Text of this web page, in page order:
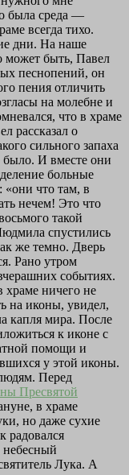
была среда —
всегда тихо.
дни. На наше
может быть, Павел
песнопений, он
пения отличить
на молебне и
что в храме
рассказал о
сильного запаха
было. И вместе они
больные
«они что там, в
нечем! Это что
такой
спустились
же темно. Дверь
Рано утром
событиях.
храме ничего не
на иконы, увидел,
капля мира. После
к иконе с
помощи и
у этой иконы.
Перед
Пресвятой
в храме
но даже сухие
радовался
небесный
Лука. А